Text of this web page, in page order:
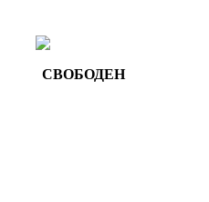
СВОБОДЕН